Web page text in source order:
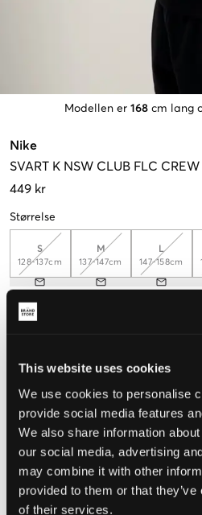
This website uses cookies
We use cookies to personalise
provide social media features
We also share information
our social media, advertising
may combine it with other
provided to them or that
of their services.
Modellen er 168 cm lang
Nike
SVART K NSW CLUB FLC CREW
449 kr
Størrelse
S
128-137cm
M
137-147cm
L
147-158cm
Opplevd størrelse
VELG EN
Rask levering
Fri frakt over 999 kr
Retur- og bytterett i 60 dager